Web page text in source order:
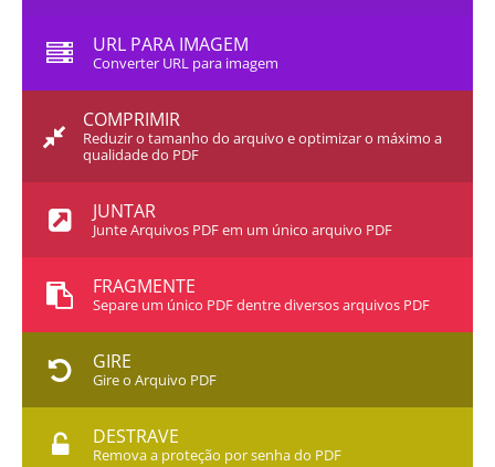
URL PARA IMAGEM
Converter URL para imagem
COMPRIMIR
Reduzir o tamanho do arquivo e optimizar o máximo a
qualidade do PDF
JUNTAR
Junte Arquivos PDF em um único arquivo PDF
FRAGMENTE
Separe um único PDF dentre diversos arquivos PDF
GIRE
Gire o Arquivo PDF
DESTRAVE
Remova a proteção por senha do PDF